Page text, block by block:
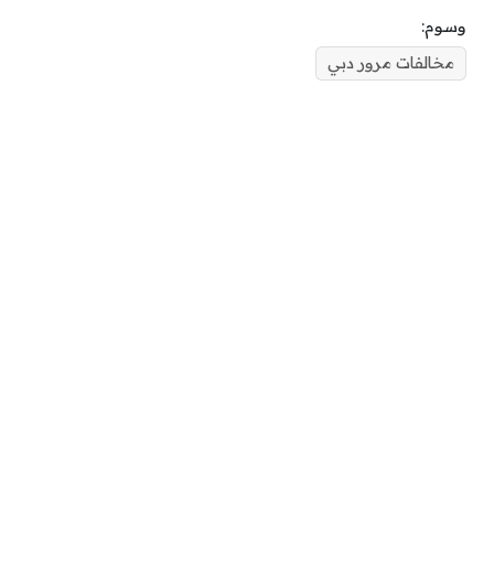
وسوم:
مخالفات مرور دبي